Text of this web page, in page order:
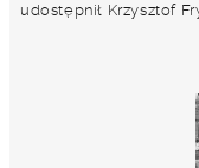
udostępnił Krzysztof